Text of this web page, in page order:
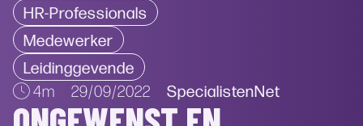
HR-Professionals
Medewerker
Leidinggevende
4m 29/09/2022 SpecialistenNet